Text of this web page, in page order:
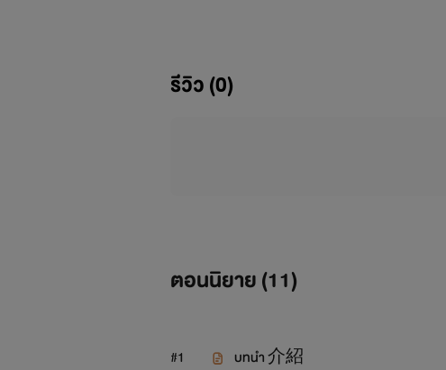
รีวิว (0)
ตอนนิยาย (11)
#1 บทนำ 介紹